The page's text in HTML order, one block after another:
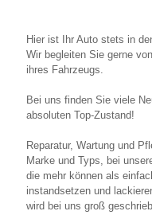
Hier ist Ihr Auto stets in
Wir begleiten Sie gerne
ihres Fahrzeugs.
Bei uns finden Sie viele
absoluten Top-Zustand!
Reparatur, Wartung und
Marke und Typs, bei
die mehr können als
instandsetzen und
wird bei uns groß